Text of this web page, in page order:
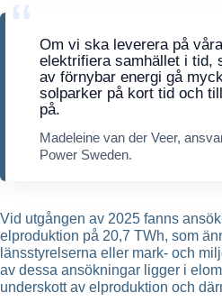
Om vi ska leverera på
elektrifiera samhället i tid,
av förnybar energi gå
solparker på kort tid och
på.
Madeleine van der Veer,
Power Sweden.
Vid utgången av 2025 fanns
elproduktion på 20,7 TWh, som
länsstyrelserna eller mark- och
av dessa ansökningar ligger i
underskott av elproduktion och